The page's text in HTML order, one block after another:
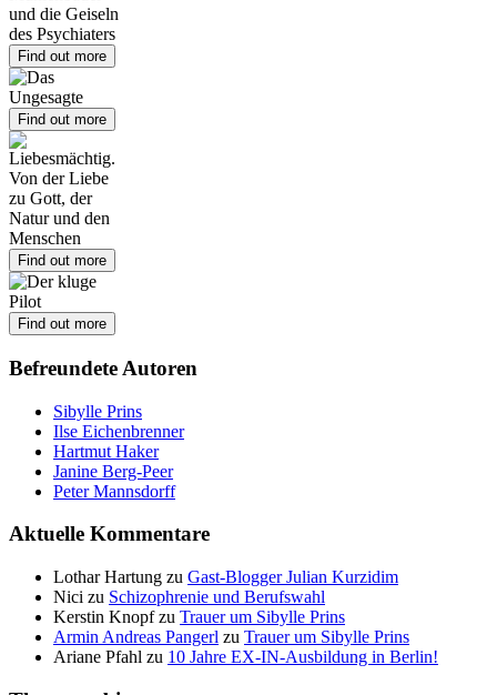
Find out more
Find out more
Find out more
Find out more
Befreundete Autoren
Sibylle Prins
Ilse Eichenbrenner
Hartmut Haker
Janine Berg-Peer
Peter Mannsdorff
Aktuelle Kommentare
Lothar Hartung zu Gast-Blogger Julian Kurzidim
Nici zu Schizophrenie und Berufswahl
Kerstin Knopfzu Trauer um Sibylle Prins
Armin Andreas Pangerl zu Trauer um Sibylle Prins
Ariane Pfahl zu 10 Jahre EX-IN-Ausbildung in Berlin!